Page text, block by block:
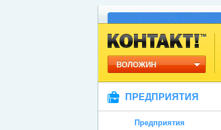
ВОЛОЖИН
ПРЕДПРИЯТИЯ
Предприятия